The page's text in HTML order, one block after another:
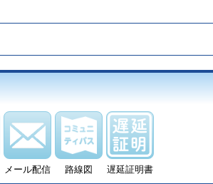
メール配信 路線図 遅延証明書